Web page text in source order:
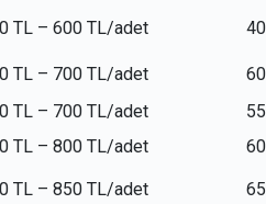
TL – 600 TL/adet
TL – 700 TL/adet
TL – 700 TL/adet
TL – 800 TL/adet
TL – 850 TL/adet